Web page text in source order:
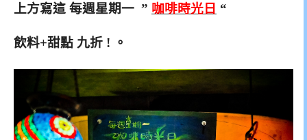
上方寫這 每週星期一 ” 咖啡時光日 “
飲料+甜點 九折 ! 。